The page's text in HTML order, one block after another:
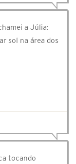
a Júlia:
sol na área dos
tocando